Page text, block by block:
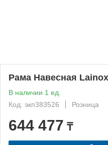
Рама Навесная
В наличии 1 ед.
Код: экп383526
Розница
644 477 ₸